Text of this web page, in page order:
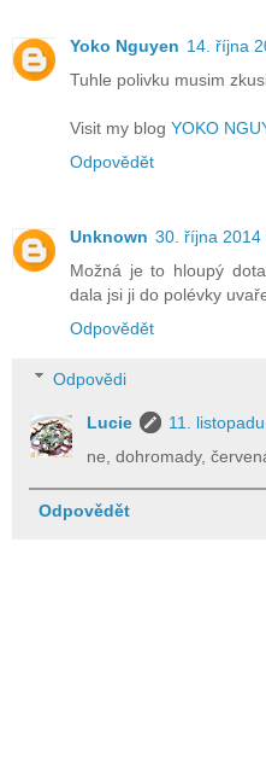
Yoko Nguyen 14. října
Tuhle polivku musim
Visit my blog YOKO
Odpovědět
Unknown 30. října 2014
Možná je to hloupý
dala jsi ji do polévky
Odpovědět
Odpovědi
Lucie
11.
ne, dohromady,
Odpovědět